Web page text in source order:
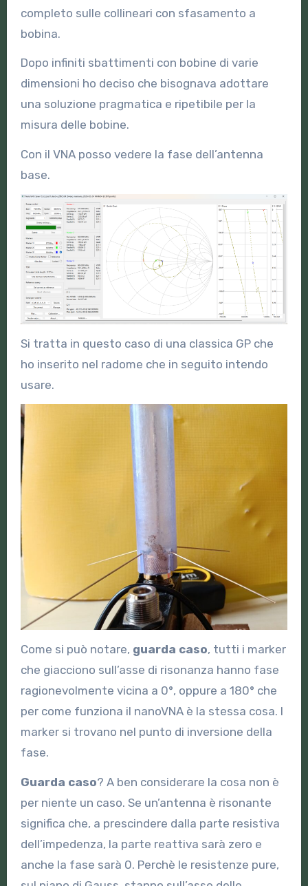
completo sulle collineari con sfasamento a
bobina.
Dopo infiniti sbattimenti con bobine di varie
dimensioni ho deciso che bisognava adottare
una soluzione pragmatica e ripetibile per la
misura delle bobine.
Con il VNA posso vedere la fase dell’antenna
base.
Si tratta in questo caso di una classica GP che
ho inserito nel radome che in seguito intendo
usare.
Come si può notare, guarda caso, tutti i marker
che giacciono sull’asse di risonanza hanno fase
ragionevolmente vicina a 0°, oppure a 180° che
per come funziona il nanoVNA è la stessa cosa. I
marker si trovano nel punto di inversione della
fase.
Guarda caso? A ben considerare la cosa non è
per niente un caso. Se un’antenna è risonante
significa che, a prescindere dalla parte resistiva
dell’impedenza, la parte reattiva sarà zero e
anche la fase sarà 0. Perchè le resistenze pure,